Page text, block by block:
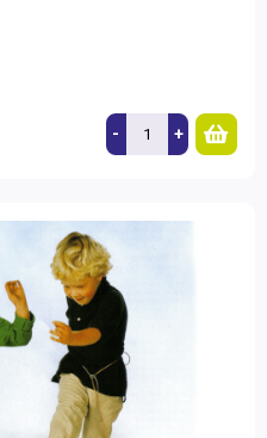
- +